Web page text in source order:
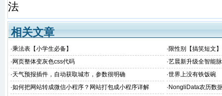
法
相关文章
·乘法表【小学生必备】 ·限性别【搞笑短文
· 网页整体变灰色css代码 ·艺晨新升级全智能
激活充电器 2023年
·天气预报插件，自动获取城市，参数很明确 ·世界上没有铁饭碗
·如何把网站转成微信小程序？网站打包成小程序详解 · NongliData农历数